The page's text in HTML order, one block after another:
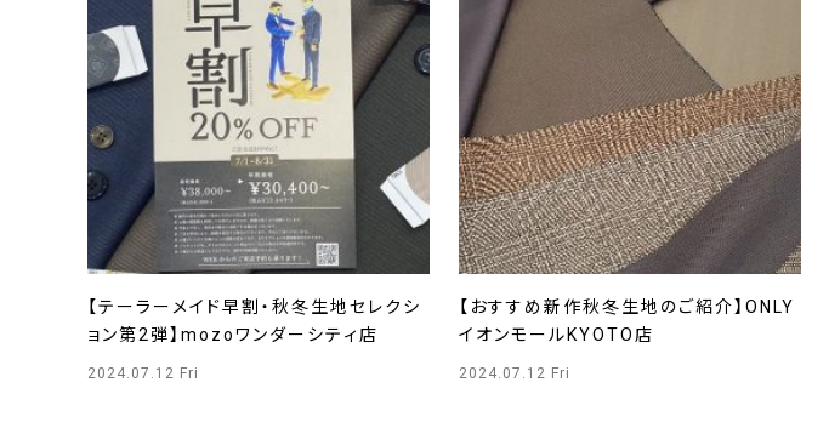
【テーラーメイド早割・秋冬生地セレクシ
ョン第2弾】mozoワンダーシティ店
2024.07.12 Fri
【おすすめ新作秋冬生地のご紹介】ONLY
イオンモールKYOTO店
2024.07.12 Fri